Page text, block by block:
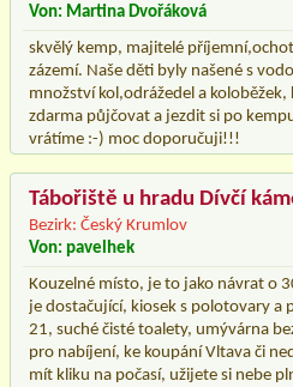
Von: Martina Dvořáková
skvělý kemp, majitelé
zázemí. Naše děti byly našené s
množství kol,odrážedel a
zdarma půjčovat a jezdit si po
vrátíme :-) moc doporučuji!!!
Tábořiště u hradu Dívčí
Bezirk: Český Krumlov
Von: pavelhek
Kouzelné místo, je to jako návrat o
je dostačující, kiosek s polotovary a
21, suché čisté toalety, umývárna
pro nabíjení, ke koupání Vltava či
mít kliku na počasí, užijete si nebe